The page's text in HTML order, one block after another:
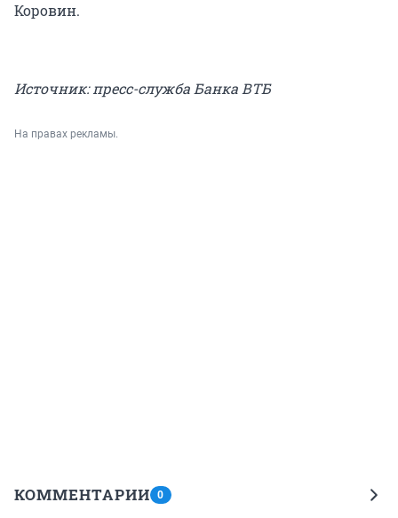
Коровин.
Источник: пресс-служба Банка ВТБ
На правах рекламы.
КОММЕНТАРИИ 0